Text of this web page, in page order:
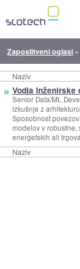
Zaposlitveni oglasi
Naziv
Naziv
» Vodja inženirske
Senior Data/ML
izkušnje z
Sposobnost
modelov v
energetskih ali